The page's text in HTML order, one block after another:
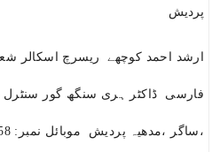
پردیش
ارشد احمد کوچھے ریسرچ اسکالر
فارسی ڈاکٹر ہری سنگھ گور سنٹرل
،ساگر